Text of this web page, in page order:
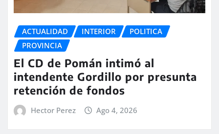
ACTUALIDAD INTERIOR
POLITICA
PROVINCIA
El CD de Pomán intimó al
intendente Gordillo por presunta
retención de fondos
Hector Perez Ago 4, 2026